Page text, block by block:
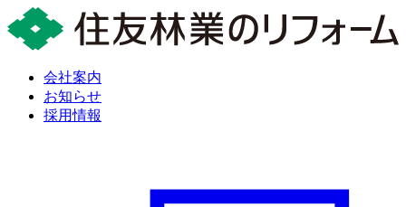
会社案内
お知らせ
採用情報